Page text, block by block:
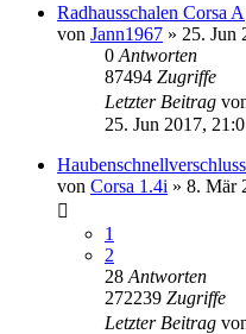
Radhausschalen Corsa A
von Jann1967 » 25. Jun
0 Antworten
87494 Zugriffe
Letzter Beitrag
25. Jun 2017,
von Corsa 1.4i » 8. Mär
1
2
28 Antworten
272239 Zugriffe
Letzter Beitrag